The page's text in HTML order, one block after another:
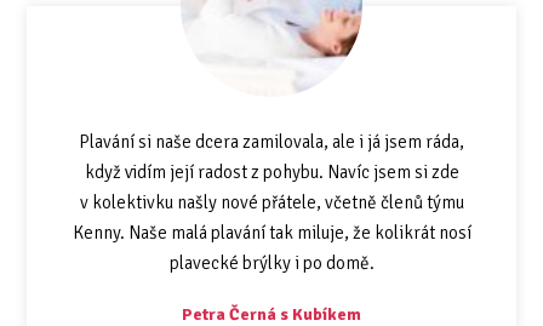
Plavání si naše dcera zamilovala, ale i já jsem ráda,
když vidím její radost z pohybu. Navíc jsem si zde
v kolektivku našly nové přátele, včetně členů týmu
Kenny. Naše malá plavání tak miluje, že kolikrát nosí
plavecké brýlky i po domě.
Petra Černá s Kubíkem